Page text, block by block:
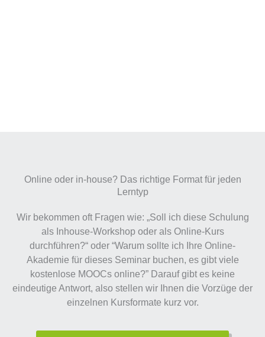
Online oder in-house? Das richtige Format für jeden
Lerntyp
Wir bekommen oft Fragen wie: „Soll ich diese Schulung
als Inhouse-Workshop oder als Online-Kurs
durchführen?“ oder “Warum sollte ich Ihre Online-
Akademie für dieses Seminar buchen, es gibt viele
kostenlose MOOCs online?” Darauf gibt es keine
eindeutige Antwort, also stellen wir Ihnen die Vorzüge der
einzelnen Kursformate kurz vor.